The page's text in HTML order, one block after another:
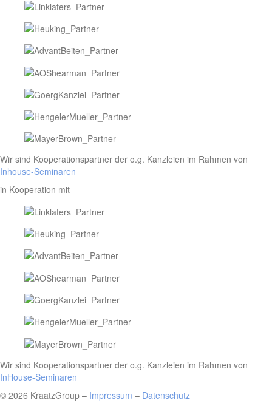
Wir sind Kooperationspartner der o.g. Kanzleien im Rahmen von
Inhouse-Seminaren
in Kooperation mit
Wir sind Kooperationspartner der o.g. Kanzleien im Rahmen von
InHouse-Seminaren
© 2026 KraatzGroup – Impressum – Datenschutz